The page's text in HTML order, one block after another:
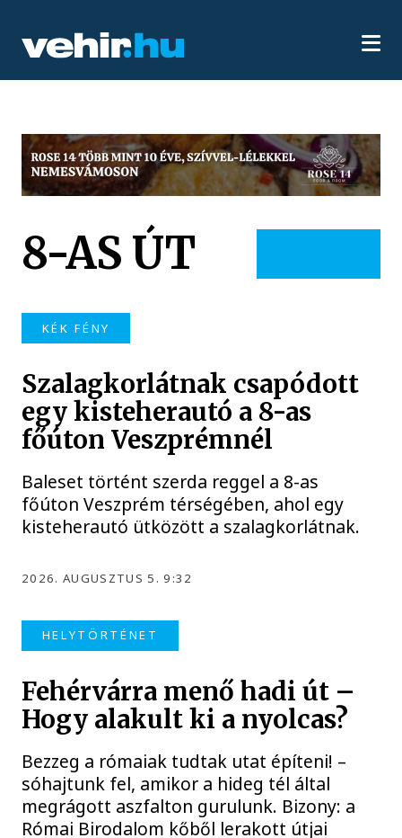
8-AS ÚT
KÉK FÉNY
Szalagkorlátnak csapódott
egy kisteherautó a 8-as
főúton Veszprémnél
Baleset történt szerda reggel a 8-as
főúton Veszprém térségében, ahol egy
kisteherautó ütközött a szalagkorlátnak.
2026. AUGUSZTUS 5. 9:32
HELYTÖRTÉNET
Fehérvárra menő hadi út –
Hogy alakult ki a nyolcas?
Bezzeg a rómaiak tudtak utat építeni! –
sóhajtunk fel, amikor a hideg tél által
megrágott aszfalton gurulunk. Bizony: a
Római Birodalom kőből lerakott útjai